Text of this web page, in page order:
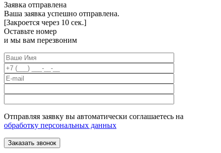
Заявка отправлена
Ваша заявка успешно отправлена.
[Закроется через 10 сек.]
Оставьте номер
и мы вам перезвоним
Отправляя заявку вы автоматически соглашаетесь на
обработку персональных данных